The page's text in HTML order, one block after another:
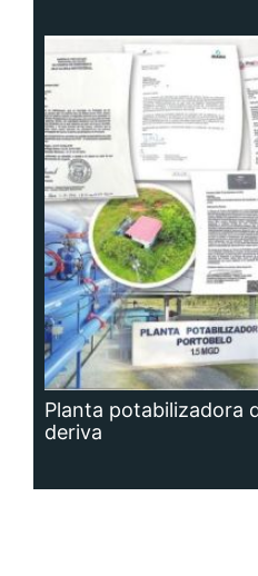
Planta potabilizadora
deriva